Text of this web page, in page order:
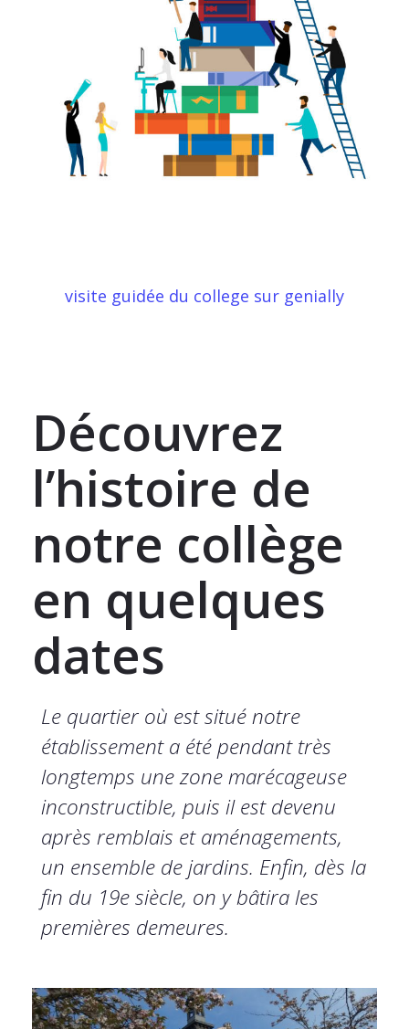
visite guidée du college sur genially
Découvrez
l’histoire de
notre collège
en quelques
dates
Le quartier où est situé notre
établissement a été pendant très
longtemps une zone marécageuse
inconstructible, puis il est devenu
après remblais et aménagements,
un ensemble de jardins. Enfin, dès la
fin du 19e siècle, on y bâtira les
premières demeures.